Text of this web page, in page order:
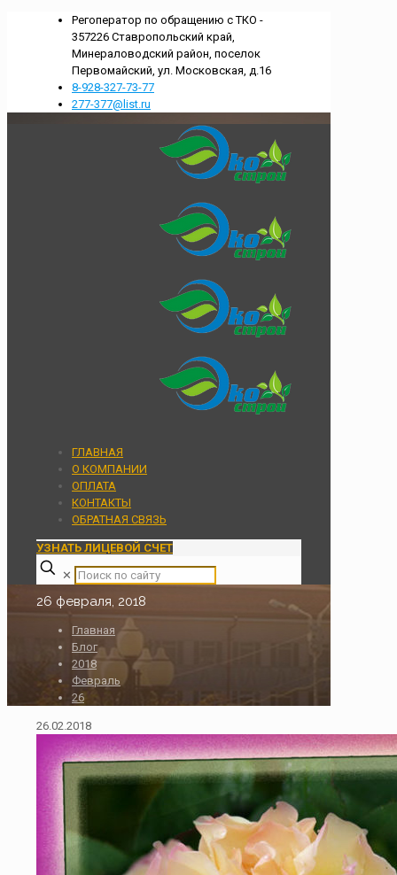
Регоператор по обращению с ТКО -
357226 Ставропольский край,
Минераловодский район, поселок
Первомайский, ул. Московская, д.16
8-928-327-73-77
277-377@list.ru
ГЛАВНАЯ
О КОМПАНИИ
ОПЛАТА
КОНТАКТЫ
ОБРАТНАЯ СВЯЗЬ
УЗНАТЬ ЛИЦЕВОЙ СЧЕТ
✕
26 февраля, 2018
Главная
Блог
2018
Февраль
26
26.02.2018